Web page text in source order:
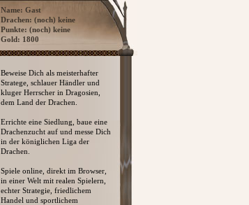
Name: Gast
Drachen: (noch) keine
Punkte: (noch) keine
Gold: 1800
Beweise Dich als meisterhafter
Stratege, schlauer Händler und
kluger Herrscher in Dragosien,
dem Land der Drachen.
Errichte eine Siedlung, baue eine
Drachenzucht auf und messe Dich
in der königlichen Liga der
Drachen.
Spiele online, direkt im Browser,
in einer Welt mit realen Spielern,
echter Strategie, friedlichem
Handel und sportlichem